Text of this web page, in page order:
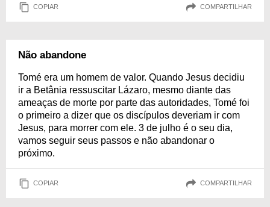
COPIAR COMPARTILHAR
Não abandone
Tomé era um homem de valor. Quando Jesus decidiu
ir a Betânia ressuscitar Lázaro, mesmo diante das
ameaças de morte por parte das autoridades, Tomé foi
o primeiro a dizer que os discípulos deveriam ir com
Jesus, para morrer com ele. 3 de julho é o seu dia,
vamos seguir seus passos e não abandonar o
próximo.
COPIAR COMPARTILHAR